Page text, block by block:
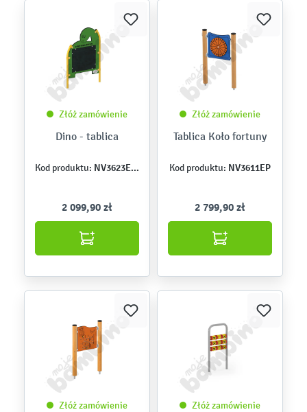
Złóż zamówienie
Dino - tablica
Kod produktu: NV3623EPZ
2 099,90 zł
Złóż zamówienie
Tablica Koło fortuny
Kod produktu: NV3611EP
2 799,90 zł
Złóż zamówienie Złóż zamówienie